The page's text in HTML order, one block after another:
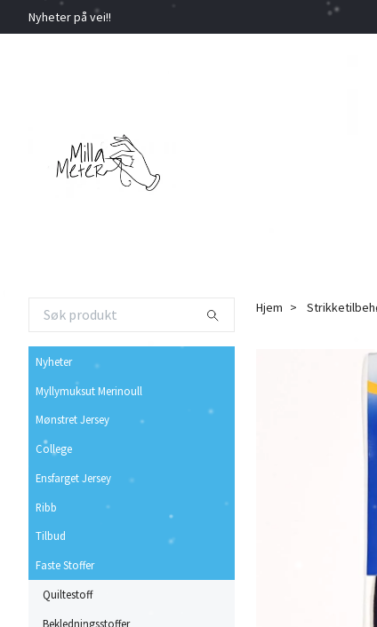
Nyheter på vei!!
Nyheter
Myllymuksut Merinoull
Mønstret Jersey
College
Ensfarget Jersey
Ribb
Tilbud
Faste Stoffer
Quiltestoff
Bekledningsstoffer
Hjem